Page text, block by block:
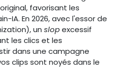
favorisant les
IA. En 2026, avec l'essor de
un slopexcessif
les clics et les
dans une campagne
clips sont noyés dans le